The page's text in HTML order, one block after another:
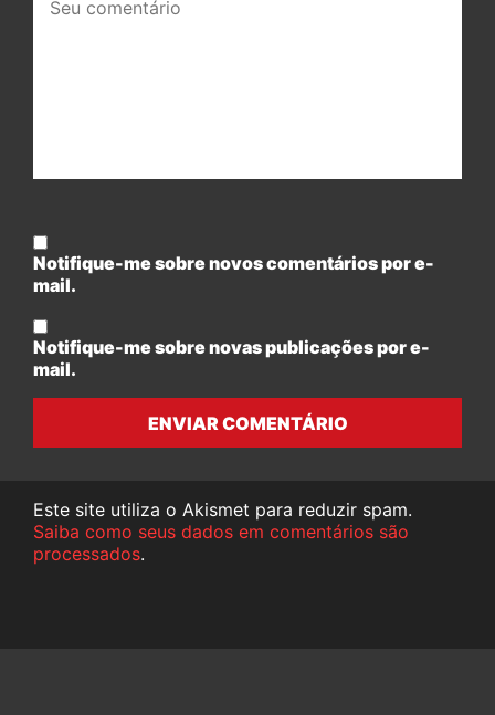
comentário:
Notifique-me sobre novos comentários por e-
mail.
Notifique-me sobre novas publicações por e-
mail.
ENVIAR COMENTÁRIO
Este site utiliza o Akismet para reduzir spam.
Saiba como seus dados em comentários são
processados.